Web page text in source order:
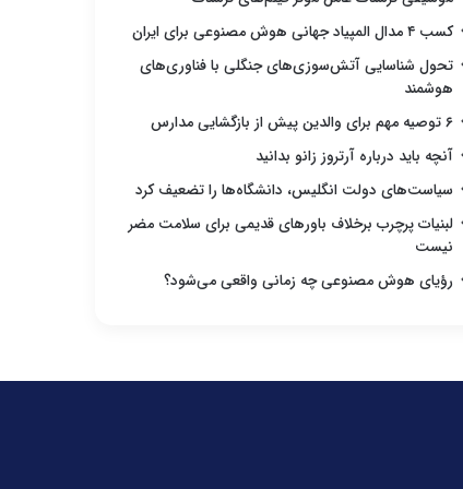
کسب ۴ مدال المپیاد جهانی هوش مصنوعی برای ایران
تحول شناسایی آتش‌سوزی‌های جنگلی با فناوری‌های
هوشمند
۶ توصیه مهم برای والدین پیش از بازگشایی مدارس
آنچه باید درباره آرتروز زانو بدانید
سیاست‌های دولت انگلیس، دانشگاه‌ها را تضعیف کرد
لبنیات پرچرب برخلاف باورهای قدیمی برای سلامت مضر
نیست
رؤیای هوش مصنوعی چه زمانی واقعی می‌شود؟